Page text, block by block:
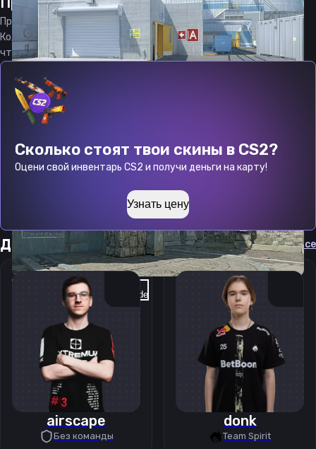
Previous slide Next slide
Прицел Argent является актуальным на
06.08.2026
Код прицела
CS 2 стараемся еженедельно обновлять,
чтобы вы могли играть с актуальными настройками игрока.
Сколько стоят твои скины в CS2?
Оцени свой инвентарь CS2 и получи деньги на карту!
Узнать цену
Другие прицелы Cмотреть все
airscape
Без команды
donk
Team Spirit